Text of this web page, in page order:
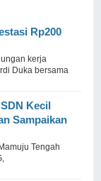
Rp200
kerja
Duka bersama
Kecil
Sampaikan
Tengah